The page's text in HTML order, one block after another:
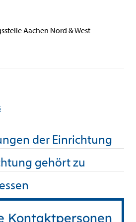
Aachen Nord & West
der Einrichtung
gehört zu
Kontaktpersonen